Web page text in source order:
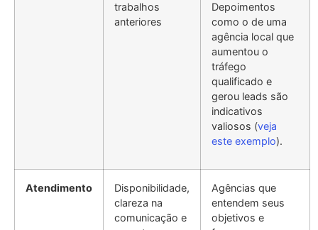
trabalhos
anteriores
Depoimentos
como o de uma
agência local que
aumentou o
tráfego
qualificado e
gerou leads são
indicativos
valiosos (veja
este exemplo).
Atendimento
Disponibilidade,
clareza na
comunicação e
Agências que
entendem seus
objetivos e